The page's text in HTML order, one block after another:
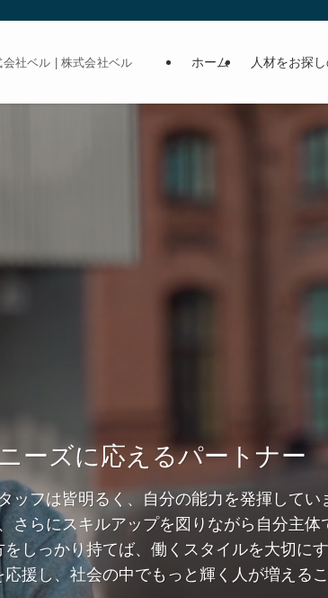
社ベル | 株式会社ベル ホーム 人材をお探
ーズに応えるパートナー
ッフは皆明るく、自分の能力を発揮してい
さらにスキルアップを図りながら自分主
しっかり持てば、働くスタイルを大切に
援し、社会の中でもっと輝く人が増える